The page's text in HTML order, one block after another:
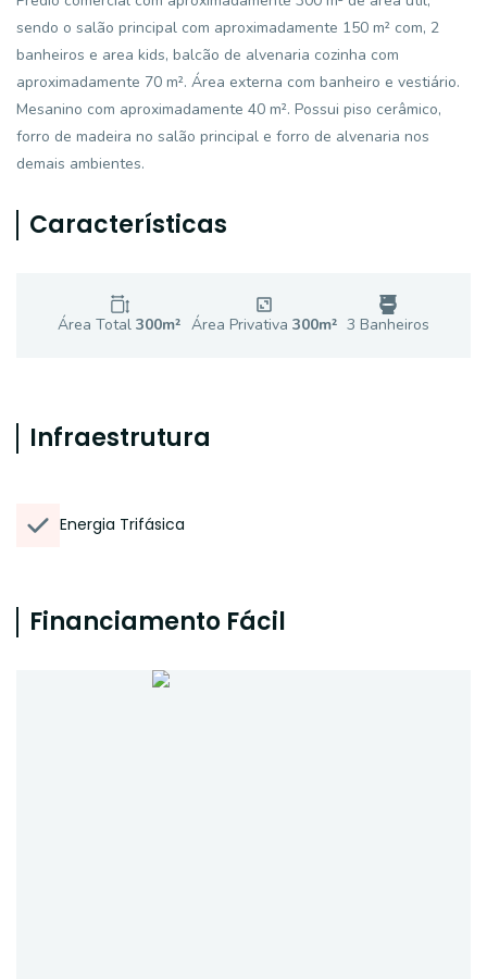
sendo o salão principal com aproximadamente 150 m² com, 2
banheiros e area kids, balcão de alvenaria cozinha com
aproximadamente 70 m². Área externa com banheiro e vestiário.
Mesanino com aproximadamente 40 m². Possui piso cerâmico,
forro de madeira no salão principal e forro de alvenaria nos
demais ambientes.
Características
Área Total300m² Área Privativa 300m² 3 Banheiros
Infraestrutura
Energia Trifásica
Financiamento Fácil